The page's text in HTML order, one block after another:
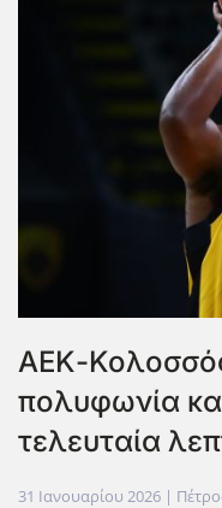
ΑΕΚ-
πολυφωνία
τελευταία
31 Ιανουαρίου 2026 |